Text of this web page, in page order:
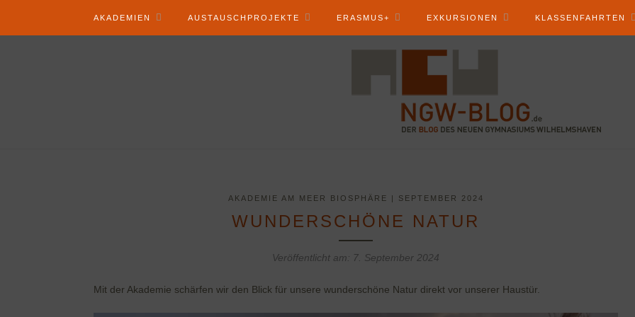
AKADEMIEN AUSTAUSCHPROJEKTE ERASMUS+ EXKURSIONEN KLASSENFAHRTEN
AKADEMIE AM MEER BIOSPHÄRE | SEPTEMBER 2024
WUNDERSCHÖNE NATUR
Veröffentlicht am: 7. September 2024
Mit der Akademie schärfen wir den Blick für unsere wunderschöne Natur direkt vor unserer Haustür.